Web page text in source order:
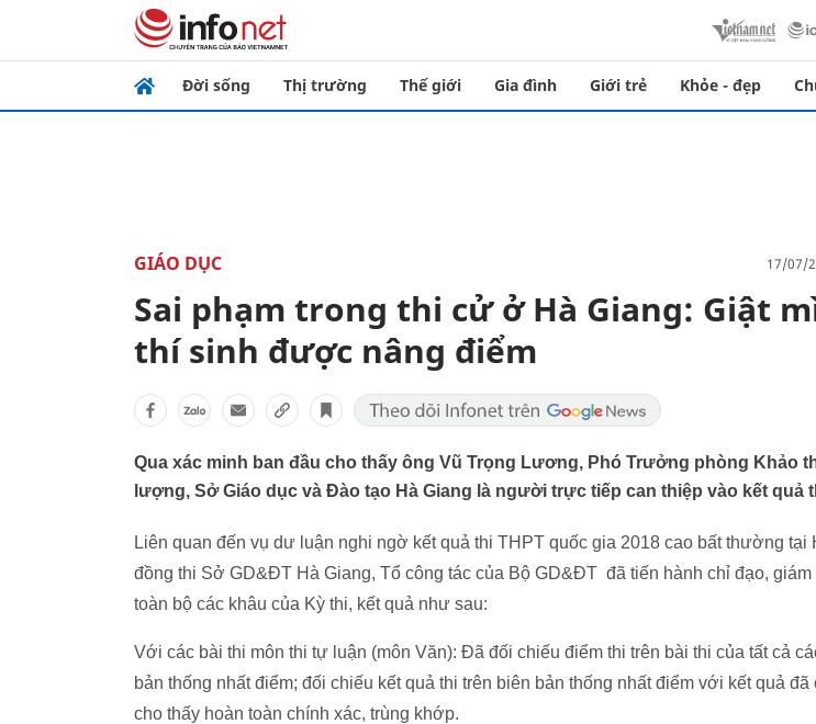
Đời sống Thị trường Thế giới Gia đình Giới trẻ Khỏe - đẹp
GIÁO DỤC 17/07/
Sai phạm trong thi cử ở Hà Giang: Giật
thí sinh được nâng điểm
Qua xác minh ban đầu cho thấy ông Vũ Trọng Lương, Phó Trưởng phòng Khảo
lượng, Sở Giáo dục và Đào tạo Hà Giang là người trực tiếp can thiệp vào kết quả
Liên quan đến vụ dư luận nghi ngờ kết quả thi THPT quốc gia 2018 cao bất thường tại
đồng thi Sở GD&ĐT Hà Giang, Tổ công tác của Bộ GD&ĐT đã tiến hành chỉ đạo, giám
toàn bộ các khâu của Kỳ thi, kết quả như sau:
Với các bài thi môn thi tự luận (môn Văn): Đã đối chiếu điểm thi trên bài thi của tất cả
bản thống nhất điểm; đối chiếu kết quả thi trên biên bản thống nhất điểm với kết quả đã
cho thấy hoàn toàn chính xác, trùng khớp.